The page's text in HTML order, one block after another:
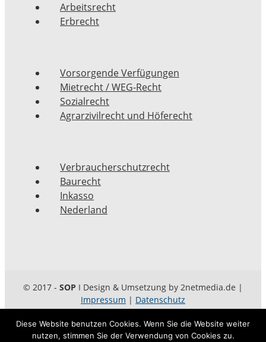
Arbeitsrecht
Erbrecht
Vorsorgende Verfügungen
Mietrecht / WEG-Recht
Sozialrecht
Agrarzivilrecht und Höferecht
Verbraucherschutzrecht
Baurecht
Inkasso
Nederland
© 2017 - SOP I Design & Umsetzung by 2netmedia.de |
Impressum | Datenschutz
Diese Webseite verwendet Cookies sowie Tracking
Diese Website benutzen Cookies. Wenn Sie die Website weiter
nutzen, stimmen Sie der Verwendung von Cookies zu.